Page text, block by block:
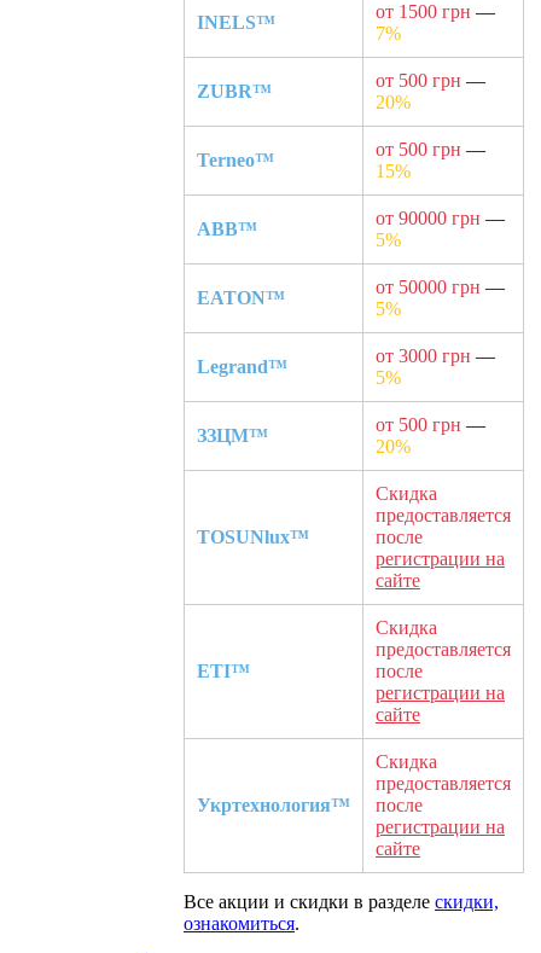
INELS™
от 1500 грн —
7%
ZUBR™
от 500 грн —
20%
Terneo™
от 500 грн —
15%
ABB™
от 90000 грн —
5%
EATON™
от 50000 грн —
5%
Legrand™
от 3000 грн —
5%
ЗЗЦМ™
от 500 грн —
20%
TOSUNlux™
Скидка
предоставляется
после
регистрации на
сайте
ETI™
Скидка
предоставляется
после
регистрации на
сайте
Укртехнология™
Скидка
предоставляется
после
регистрации на
сайте
Все акции и скидки в разделе скидки,
ознакомиться.